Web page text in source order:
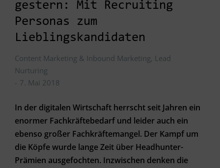
gestern: Mit Recruiting
Personas zum
Lieblingskandidaten
Content Marketing & Inbound Marketing, Lead
Nurturing
7. Mai 2018
In der digitalen Wirtschaft herrscht seit Jahren ein
enormer Fachkräftebedarf und leider auch ein
ebenso großer Fachkräftemangel. Der Kampf um
die Köpfe wurde lange Zeit über Headhunter-
Prämien ausgefochten. Inzwischen denken die